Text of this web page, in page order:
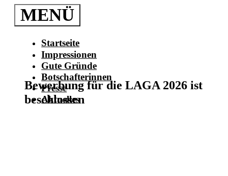
Zum
springen
MENÜ
Startseite
Impressionen
Gute Gründe
Botschafterinnen
Presse
Aktuelles
Bewerbung für die LAGA 2026 ist
beschlossen